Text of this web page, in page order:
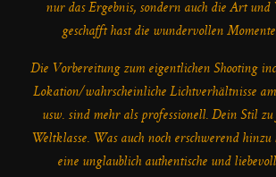
nur das Ergebnis, sondern auch die Art und
geschafft hast die wundervollen
Die Vorbereitung zum eigentlichen Shooting
Lokation/wahrscheinliche Lichtverhältnisse
usw. sind mehr als professionell. Dein Stil
Weltklasse. Was auch noch erschwerend hinzu
eine unglaublich authentische und